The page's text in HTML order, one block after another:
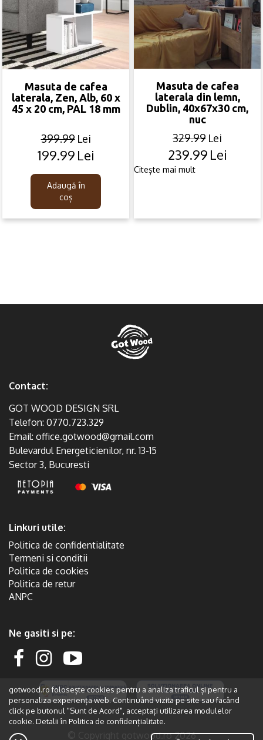
Masuta de cafea
laterala, Zen, Alb, 60 x
45 x 20 cm, PAL 18 mm
399.99 Lei
Original
was:
399.99lei.
199.99 Lei
Current
is:
199.99lei.
Adaugă în
coș
Masuta de cafea
laterala din lemn,
Dublin, 40x67x30 cm,
nuc
329.99 Lei
Original
239.99 Lei
Current
Citește mai mult
gotwood.ro folosește cookies pentru a analiza traficul și pentru a
personaliza experiența web. Continuând vizita pe site sau facând
click pe butonul "Sunt de Acord", acceptați utilizarea modulelor
cookie. Detalii în Politica de confidențialitate.
Contact:
GOT WOOD DESIGN SRL
Telefon: 0770.723.329
Email: office.gotwood@gmail.com
Bulevardul Energeticienilor, nr. 13-15
Sector 3, Bucuresti
Linkuri utile:
Politica de confidentialitate
Termeni si conditii
Politica de cookies
Politica de retur
ANPC
Ne gasiti si pe:
© Copyright gotwood.ro 2026